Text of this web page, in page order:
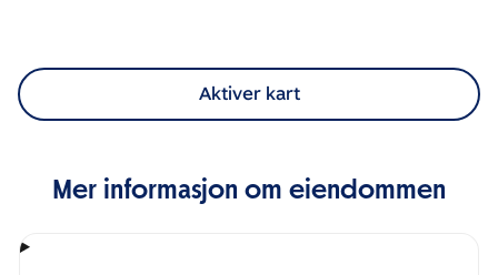
Aktiver kart
Mer informasjon om eiendommen